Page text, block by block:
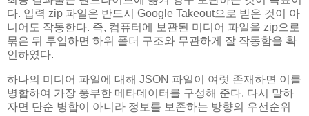
다. 입력 zip 파일은 반드시 Google Takeout으로 받은 것이 아
니어도 작동한다. 즉, 컴퓨터에 보관된 미디어 파일을 zip으로
묶은 뒤 투입하면 하위 폴더 구조와 무관하게 잘 작동함을 확
인하였다.
하나의 미디어 파일에 대해 JSON 파일이 여럿 존재하면 이를
병합하여 가장 풍부한 메타데이터를 구성해 준다. 다시 말하
자면 단순 병합이 아니라 정보를 보존하는 방향의 우선순위